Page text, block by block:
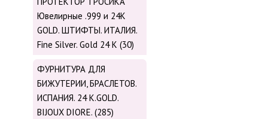
Ювелирные .999 и 24К
GOLD. ШТИФТЫ. ИТАЛИЯ.
Fine Silver. Gold 24 K (30)
ФУРНИТУРА ДЛЯ
БИЖУТЕРИИ, БРАСЛЕТОВ.
ИСПАНИЯ. 24 K.GOLD.
BIJOUX DIORE. (285)